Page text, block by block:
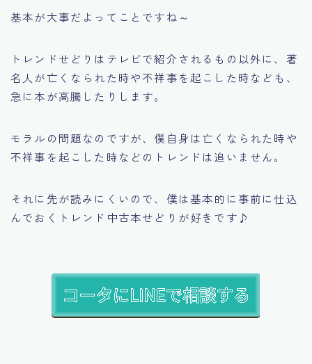
基本が大事だよってことですね～
トレンドせどりはテレビで紹介されるもの以外に、著
名人が亡くなられた時や不祥事を起こした時なども、
急に本が高騰したりします。
モラルの問題なのですが、僕自身は亡くなられた時や
不祥事を起こした時などのトレンドは追いません。
それに先が読みにくいので、僕は基本的に事前に仕込
んでおくトレンド中古本せどりが好きです♪